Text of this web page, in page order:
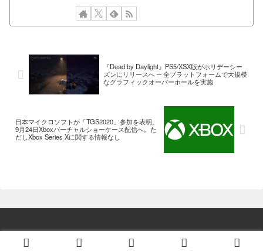
『Dead by Daylight』PS5/XSX版がホリデーシー
ズンにリリースへ ─ 全プラットフォームで大規模
なグラフィックオーバーホールを実施
日本マイクロソフトが「TGS2020」参加を表明。
9月24日Xboxバーチャルショーケース配信へ。た
だしXbox Series Xに関する情報なし
© 2014 ゲーム情報！ゲームのはなし.